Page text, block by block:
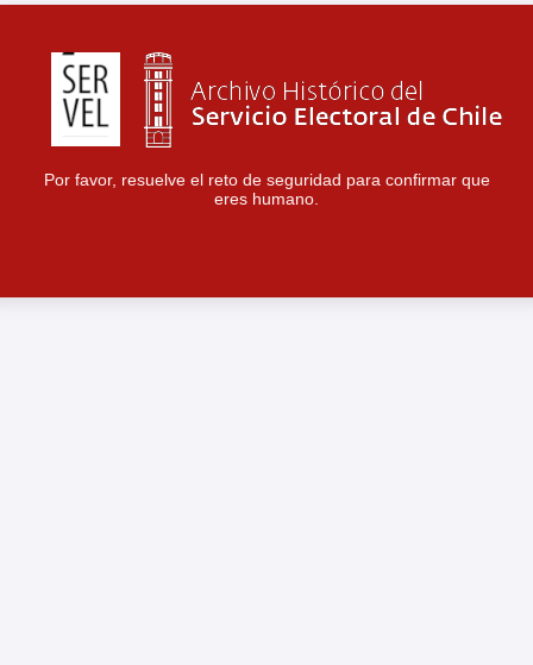
Por favor, resuelve el reto de seguridad para confirmar que
eres humano.